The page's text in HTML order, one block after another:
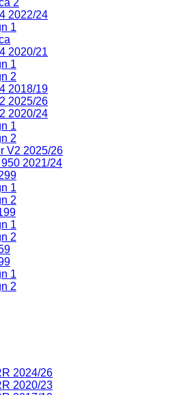
2
2022/24
1
2020/21
1
2
2018/19
2025/26
2020/24
1
2
V2 2025/26
2021/24
1
2
1
2
1
2
2024/26
2020/23